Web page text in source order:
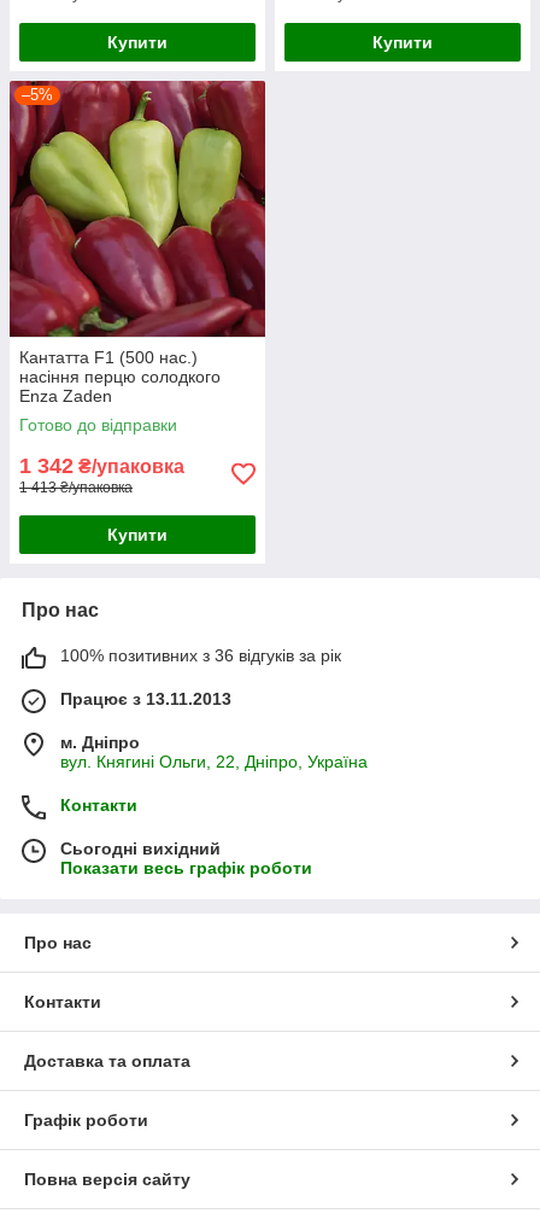
Купити Купити
–5%
Кантатта F1 (500 нас.)
насіння перцю солодкого
Enza Zaden
Готово до відправки
1 342 ₴/упаковка
1 413 ₴/упаковка
Купити
Про нас
100% позитивних з 36 відгуків за рік
Працює з 13.11.2013
м. Дніпро
вул. Княгині Ольги, 22, Дніпро, Україна
Контакти
Сьогодні вихідний
Показати весь графік роботи
Про нас
Контакти
Доставка та оплата
Графік роботи
Повна версія сайту